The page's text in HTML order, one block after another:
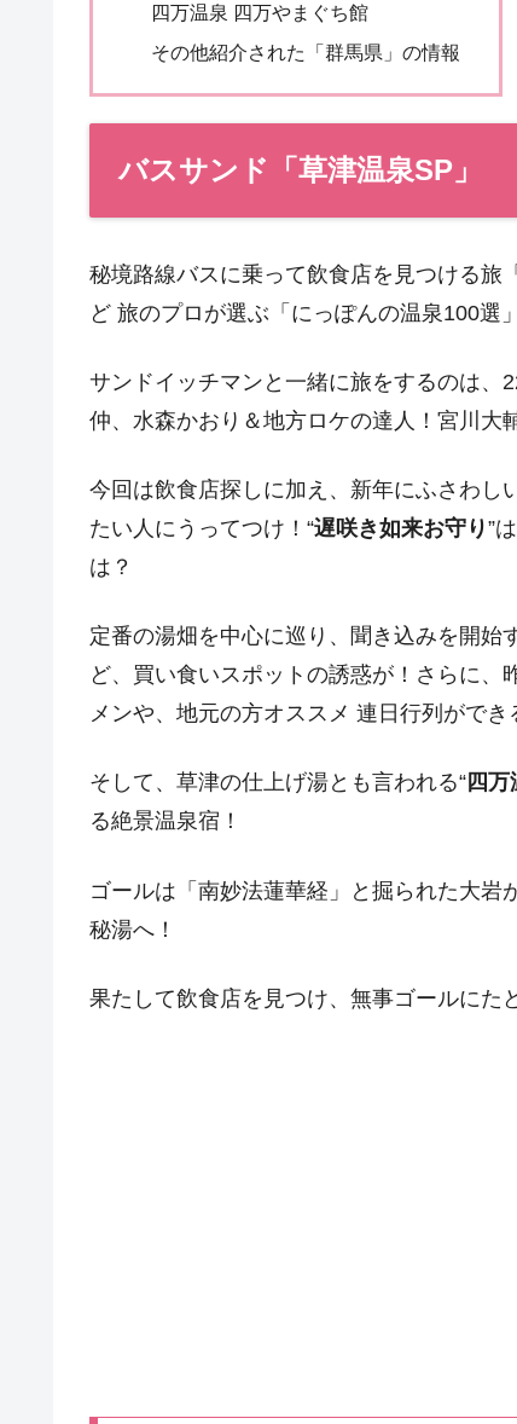
四万温泉 四万やまぐち館
その他紹介された「群馬県」の情報
バスサンド「草津温泉SP」
秘境路線バスに乗って飲食店を見つける旅
ど 旅のプロが選ぶ「にっぽんの温泉100選
サンドイッチマンと一緒に旅をするのは、
仲、水森かおり＆地方ロケの達人！宮川大
今回は飲食店探しに加え、新年にふさわし
たい人にうってつけ！“遅咲き如来お守り”
は？
定番の湯畑を中心に巡り、聞き込みを開始
ど、買い食いスポットの誘惑が！さらに
メンや、地元の方オススメ 連日行列がで
そして、草津の仕上げ湯とも言われる“ 四万
る絶景温泉宿！
ゴールは「南妙法蓮華経」と掘られた大
秘湯へ！
果たして飲食店を見つけ、無事ゴールにた